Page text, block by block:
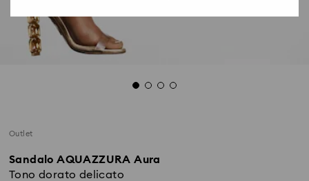
Outlet
Sandalo AQUAZZURA Aura
Tono dorato delicato